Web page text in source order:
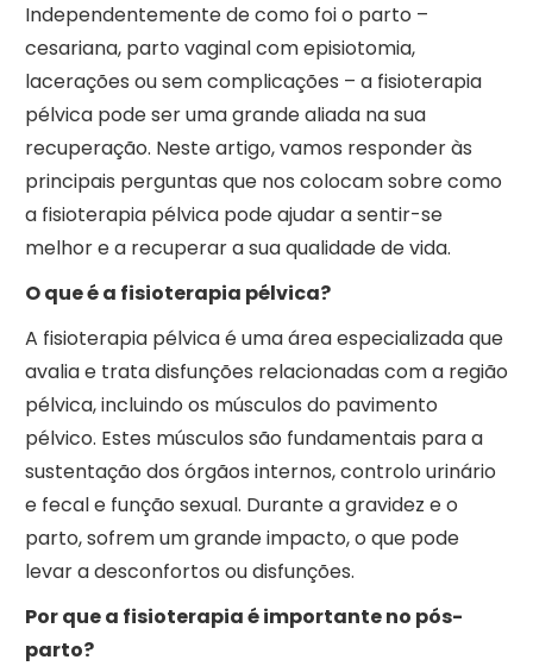
Independentemente de como foi o parto –
cesariana, parto vaginal com episiotomia,
lacerações ou sem complicações – a fisioterapia
pélvica pode ser uma grande aliada na sua
recuperação. Neste artigo, vamos responder às
principais perguntas que nos colocam sobre como
a fisioterapia pélvica pode ajudar a sentir-se
melhor e a recuperar a sua qualidade de vida.
O que é a fisioterapia pélvica?
A fisioterapia pélvica é uma área especializada que
avalia e trata disfunções relacionadas com a região
pélvica, incluindo os músculos do pavimento
pélvico. Estes músculos são fundamentais para a
sustentação dos órgãos internos, controlo urinário
e fecal e função sexual. Durante a gravidez e o
parto, sofrem um grande impacto, o que pode
levar a desconfortos ou disfunções.
Por que a fisioterapia é importante no pós-
parto?